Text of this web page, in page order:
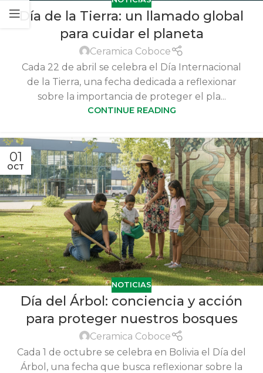
Día de la Tierra: un llamado global
para cuidar el planeta
Ceramica Coboce
Cada 22 de abril se celebra el Día Internacional
de la Tierra, una fecha dedicada a reflexionar
sobre la importancia de proteger el pla...
CONTINUE READING
01
OCT
NOTICIAS
Día del Árbol: conciencia y acción
para proteger nuestros bosques
Ceramica Coboce
Cada 1 de octubre se celebra en Bolivia el Día del
Árbol, una fecha que busca reflexionar sobre la